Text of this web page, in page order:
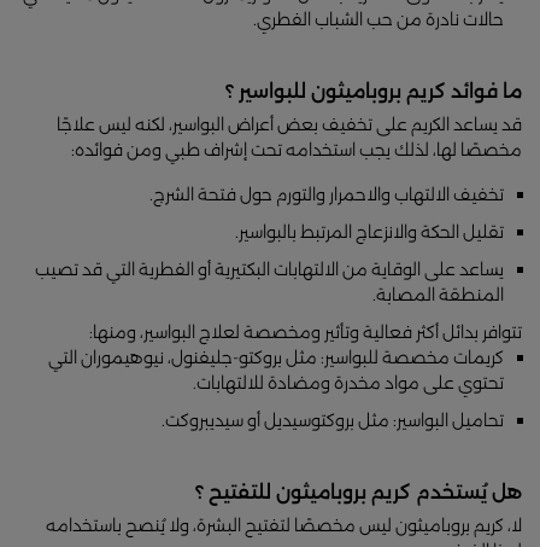
حالات نادرة من حب الشباب الفطري.
ما فوائد كريم بروباميثون للبواسير ؟
قد يساعد الكريم على تخفيف بعض أعراض البواسير، لكنه ليس علاجًا
مخصصًا لها، لذلك يجب استخدامه تحت إشراف طبي ومن فوائده:
تخفيف الالتهاب والاحمرار والتورم حول فتحة الشرج.
تقليل الحكة والانزعاج المرتبط بالبواسير.
يساعد على الوقاية من الالتهابات البكتيرية أو الفطرية التي قد تصيب
المنطقة المصابة.
تتوافر بدائل أكثر فعالية وتأثير ومخصصة لعلاج البواسير، ومنها:
كريمات مخصصة للبواسير: مثل بروكتو-جليفنول، نيوهيموران التي
تحتوي على مواد مخدرة ومضادة للالتهابات.
تحاميل البواسير: مثل بروكتوسيديل أو سيديبروكت.
هل يُستخدم كريم بروباميثون للتفتيح ؟
لا، كريم بروباميثون ليس مخصصًا لتفتيح البشرة، ولا يُنصح باستخدامه